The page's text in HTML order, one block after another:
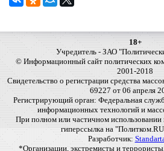
18+
Учредитель - ЗАО
© Информационный сайт политических
2001-2018
Свидетельство о регистрации средства
69227 от 06 апреля
Регистрирующий орган: Федеральная
информационных технологий и
При полном или частичном использовании
гиперссылка на
Разработчик:
*Организации, экстремисты и